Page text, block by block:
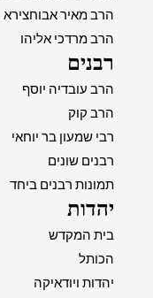
הרב מאיר אבוחצירא
הרב מרדכי אליהו
רבנים
הרב עובדיה יוסף
הרב קוק
רבי שמעון בר יוחאי
רבנים שונים
תמונות רבנים ביחד
יהדות
בית המקדש
הכותל
יהדות ויודאיקה